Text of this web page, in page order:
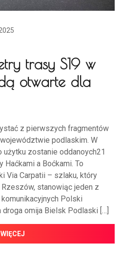
trasy S19 w
otwarte dla
z pierwszych fragmentów
podlaskim. W
zostanie oddanoych21
a Boćkami. To
Via Carpatii – szlaku, który
Rzeszów, stanowiąc jeden z
Polski
omija Bielsk Podlaski […]
WIĘCEJ